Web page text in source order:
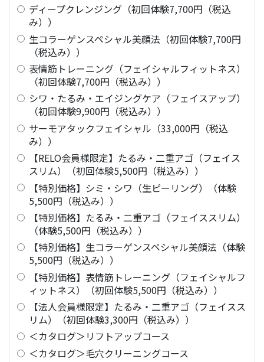
ディープクレンジング（初回体験7,700円（税込
み））
生コラーゲンスペシャル美顔法（初回体験7,700円
（税込み））
表情筋トレーニング（フェイシャルフィットネス）
（初回体験7,700円（税込み））
シワ・たるみ・エイジングケア（フェイスアップ）
（初回体験9,900円（税込み））
サーモアタックフェイシャル（33,000円（税込
み））
【RELO会員様限定】たるみ・二重アゴ（フェイス
スリム）（初回体験5,500円（税込み））
【特別価格】シミ・シワ（生ピーリング）（体験
5,500円（税込み））
【特別価格】たるみ・二重アゴ（フェイススリム）
（体験5,500円（税込み））
【特別価格】生コラーゲンスペシャル美顔法（体験
5,500円（税込み））
【特別価格】表情筋トレーニング（フェイシャルフ
ィットネス）（初回体験5,500円（税込み））
【法人会員様限定】たるみ・二重アゴ（フェイスス
リム）（初回体験3,300円（税込み））
＜カタログ＞リフトアップコース
＜カタログ＞毛穴クリーニングコース